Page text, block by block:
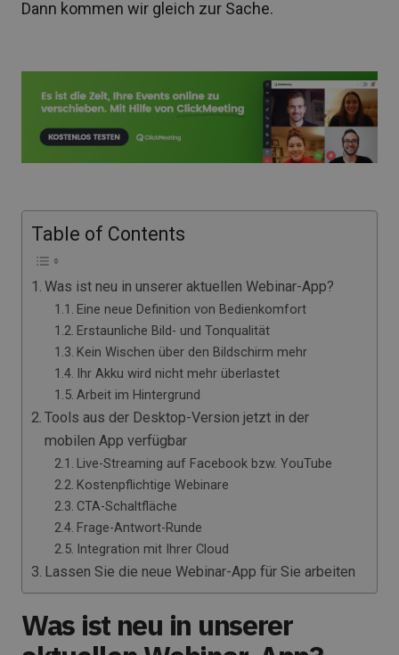
Dann kommen wir gleich zur Sache.
Table of Contents
Was ist neu in unserer aktuellen Webinar-App?
Eine neue Definition von Bedienkomfort
Erstaunliche Bild- und Tonqualität
Kein Wischen über den Bildschirm mehr
Ihr Akku wird nicht mehr überlastet
Arbeit im Hintergrund
Tools aus der Desktop-Version jetzt in der
mobilen App verfügbar
Live-Streaming auf Facebook bzw. YouTube
Kostenpflichtige Webinare
CTA-Schaltfläche
Frage-Antwort-Runde
Integration mit Ihrer Cloud
Lassen Sie die neue Webinar-App für Sie arbeiten
Was ist neu in unserer